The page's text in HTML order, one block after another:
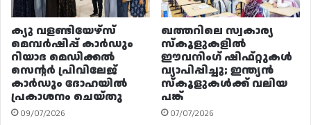
ക്യു വളണ്ടിയേഴ്‌സ്
മെമ്പർഷിപ്പ് കാർഡും
റിയാദ മെഡിക്കൽ
സെന്റർ പ്രിവിലേജ്
കാർഡും ദോഹയിൽ
പ്രകാശനം ചെയ്തു
09/07/2026
ഖത്തറിലെ സ്വകാര്യ
സ്കൂളുകളിൽ
ഈവനിംഗ് ഷിഫ്റ്റുകൾ
വ്യാപിപ്പിച്ചു; ഇന്ത്യൻ
സ്കൂളുകൾക്ക് വലിയ
പങ്ക്
07/07/2026